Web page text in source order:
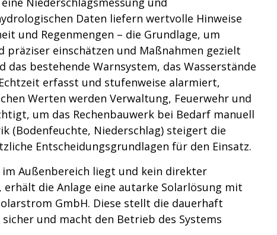
Daten liefern wertvolle Hinweise
und Regenmengen – die Grundlage, um
präziser einschätzen und Maßnahmen gezielt
bestehende Warnsystem, das Wasserstände
erfasst und stufenweise alarmiert,
Werten werden Verwaltung, Feuerwehr und
um das Rechenbauwerk bei Bedarf manuell
(Bodenfeuchte, Niederschlag) steigert die
Entscheidungsgrundlagen für den Einsatz.
Außenbereich liegt und kein direkter
die Anlage eine autarke Solarlösung mit
GmbH. Diese stellt die dauerhaft
und macht den Betrieb des Systems